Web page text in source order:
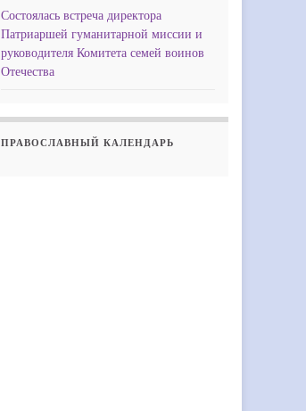
Состоялась встреча директора
Патриаршей гуманитарной миссии и
руководителя Комитета семей воинов
Отечества
ПРАВОСЛАВНЫЙ КАЛЕНДАРЬ